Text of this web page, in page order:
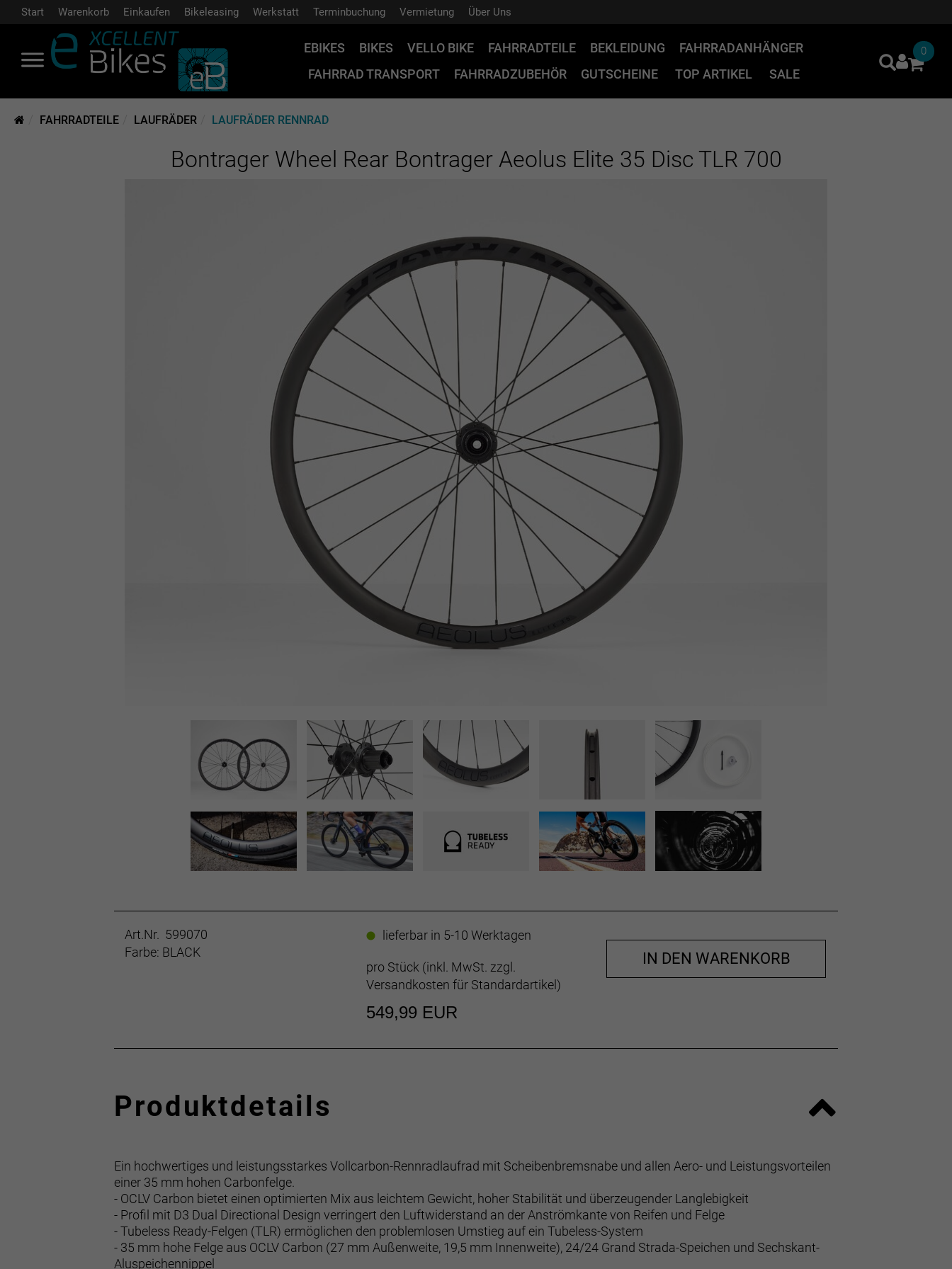
Start Warenkorb Einkaufen Bikeleasing Werkstatt Terminbuchung Vermietung Über Uns
EBIKES BIKES VELLO BIKE FAHRRADTEILE BEKLEIDUNG
FAHRRADANHÄNGER
FAHRRAD TRANSPORT
FAHRRADZUBEHÖR GUTSCHEINE TOP ARTIKEL SALE
0
FAHRRADTEILE LAUFRÄDER LAUFRÄDER RENNRAD
Bontrager Wheel Rear Bontrager Aeolus Elite 35 Disc TLR 700
Art.Nr. 599070
Farbe: BLACK
lieferbar in 5-10 Werktagen
pro Stück (inkl. MwSt. zzgl.
Versandkosten für Standardartikel)
549,99 EUR
IN DEN WARENKORB
Produktdetails
Ein hochwertiges und leistungsstarkes Vollcarbon-Rennradlaufrad mit Scheibenbremsnabe und allen Aero- und Leistungsvorteilen
einer 35 mm hohen Carbonfelge.
- OCLV Carbon bietet einen optimierten Mix aus leichtem Gewicht, hoher Stabilität und überzeugender Langlebigkeit
- Profil mit D3 Dual Directional Design verringert den Luftwiderstand an der Anströmkante von Reifen und Felge
- Tubeless Ready-Felgen (TLR) ermöglichen den problemlosen Umstieg auf ein Tubeless-System
- 35 mm hohe Felge aus OCLV Carbon (27 mm Außenweite, 19,5 mm Innenweite), 24/24 Grand Strada-Speichen und Sechskant-
Aluspeichennippel